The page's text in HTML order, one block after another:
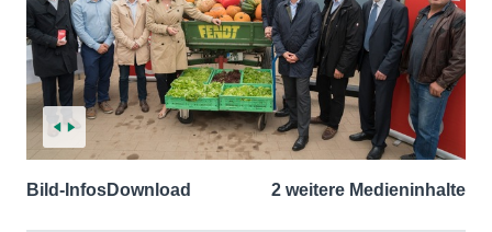
Bild-InfosDownload 2 weitere Medieninhalte